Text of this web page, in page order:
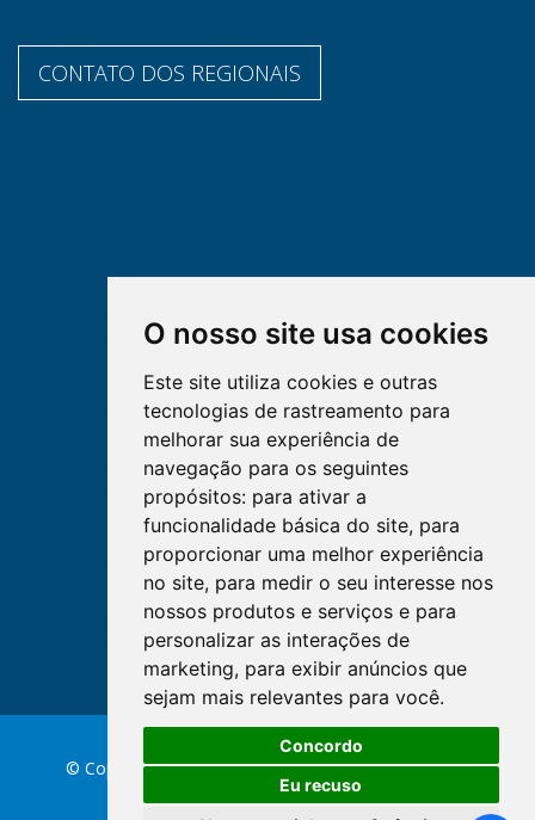
O nosso site usa cookies
Este site utiliza cookies e outras
tecnologias de rastreamento para
melhorar sua experiência de
navegação para os seguintes
propósitos: para ativar a
funcionalidade básica do site, para
proporcionar uma melhor experiência
no site, para medir o seu interesse nos
nossos produtos e serviços e para
personalizar as interações de
marketing, para exibir anúncios que
sejam mais relevantes para você.
Concordo
Eu recuso
CONTATO DOS REGIONAIS
© Copyright 2026 Conselho Federal de Enfermagem